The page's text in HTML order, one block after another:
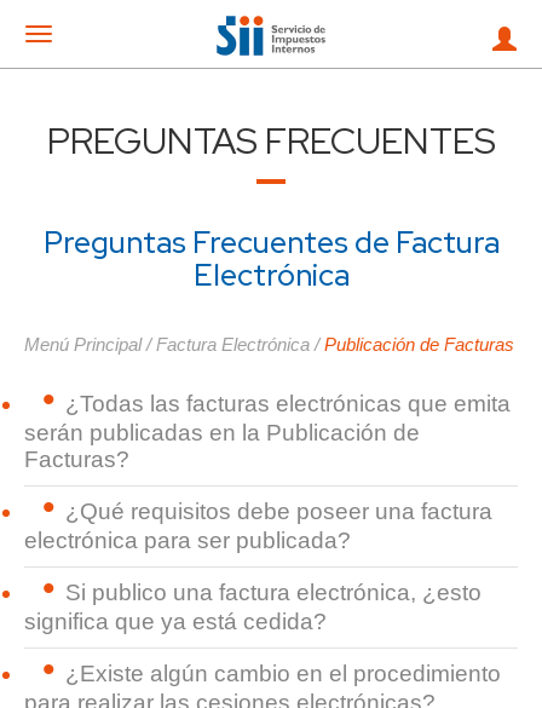
PREGUNTAS FRECUENTES
Preguntas Frecuentes de Factura
Electrónica
Menú Principal/Factura Electrónica /Publicación de Facturas
¿Todas las facturas electrónicas que emita
serán publicadas en la Publicación de
Facturas?
¿Qué requisitos debe poseer una factura
electrónica para ser publicada?
Si publico una factura electrónica, ¿esto
significa que ya está cedida?
¿Existe algún cambio en el procedimiento
para realizar las cesiones electrónicas?
Mostrar
menu